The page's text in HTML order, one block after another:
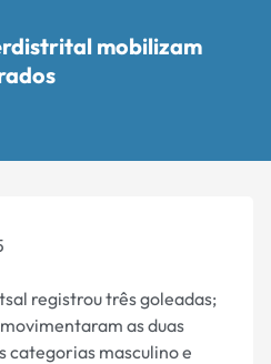
mobilizam
registrou três goleadas;
as duas
categorias masculino e